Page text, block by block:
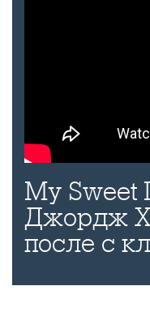
My Sweet
Джордж
после с